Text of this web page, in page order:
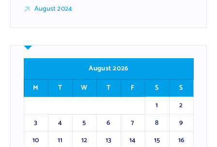
August 2024
August 2026
M
T W T F S
S
1
2
3
4 5 6 7 8
9
10
11 12 13 14 15
16